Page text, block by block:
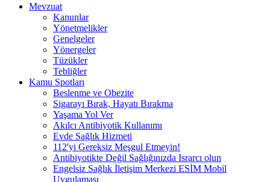
Mevzuat
Kanunlar
Yönetmelikler
Genelgeler
Yönergeler
Tüzükler
Tebliğler
Kamu Spotları
Beslenme ve Obezite
Sigarayı Bırak, Hayatı Bırakma
Yaşama Yol Ver
Akılcı Antibiyotik Kullanımı
Evde Sağlık Hizmeti
112'yi Gereksiz Meşgul Etmeyin!
Antibiyotikte Değil Sağlığınızda Israrcı olun
Engelsiz Sağlık İletişim Merkezi ESİM Mobil
Uygulaması